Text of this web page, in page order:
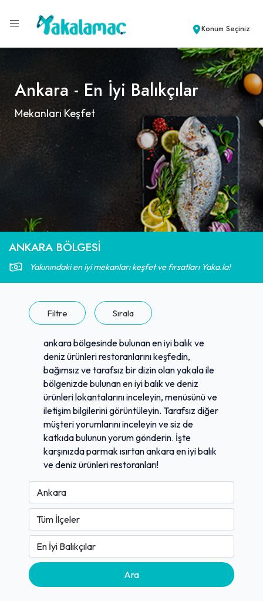
Konum Seçiniz
Ankara - En İyi Balıkçılar
Mekanları Keşfet
ANKARA BÖLGESI
Yakınındaki en iyi mekanları keşfet ve fırsatları Yaka.la!
Filtre Sırala
ankara bölgesinde bulunan en iyi balık ve
deniz ürünleri restoranlarını keşfedin,
bağımsız ve tarafsız bir dizin olan yakala ile
bölgenizde bulunan en iyi balık ve deniz
ürünleri lokantalarını inceleyin, menüsünü ve
iletişim bilgilerini görüntüleyin. Tarafsız diğer
müşteri yorumlarını inceleyin ve siz de
katkıda bulunun yorum gönderin. İşte
karşınızda parmak ısırtan ankara en iyi balık
ve deniz ürünleri restoranları!
Ara